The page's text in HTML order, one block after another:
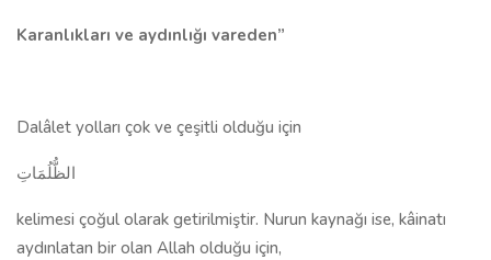
Karanlıkları ve aydınlığı vareden”
Dalâlet yolları çok ve çeşitli olduğu için
الظُّلُمَاتِ
kelimesi çoğul olarak getirilmiştir. Nurun kaynağı ise, kâinatı
aydınlatan bir olan Allah olduğu için,